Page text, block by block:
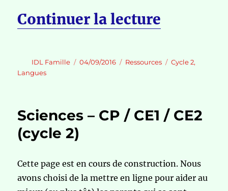
Continuer la lecture
Auteur
IDL Famille
Publié
04/09/2016 Catégories
Ressources Étiquettes
Cycle 2,
Langues
Sciences – CP / CE1 / CE2
(cycle 2)
Cette page est en cours de construction. Nous
avons choisi de la mettre en ligne pour aider au